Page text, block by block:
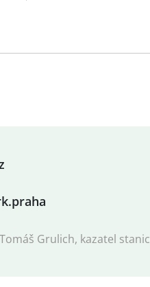
Tomáš Grulich, kazatel